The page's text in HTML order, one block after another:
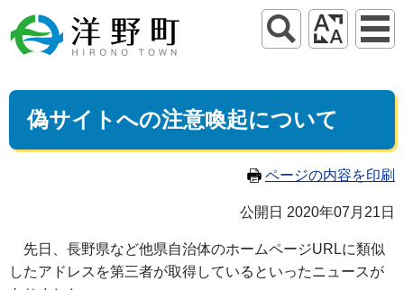
偽サイトへの注意喚起について
ページの内容を印刷
公開日 2020年07月21日
先日、長野県など他県自治体のホームページURLに類似
したアドレスを第三者が取得しているといったニュースが